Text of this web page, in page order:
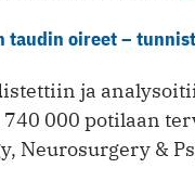
taudin oireet –
ja
000 potilaan
Neurosurgery &